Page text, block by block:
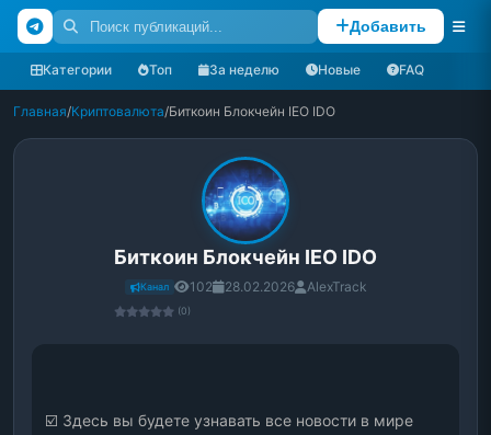
Добавить
Категории Топ За неделю Новые FAQ
Главная/Криптовалюта/Биткоин Блокчейн IEO IDO
Биткоин Блокчейн IEO IDO
Канал 102 28.02.2026 AlexTrack
(0)
☑️ Здесь вы будете узнавать все новости в мире